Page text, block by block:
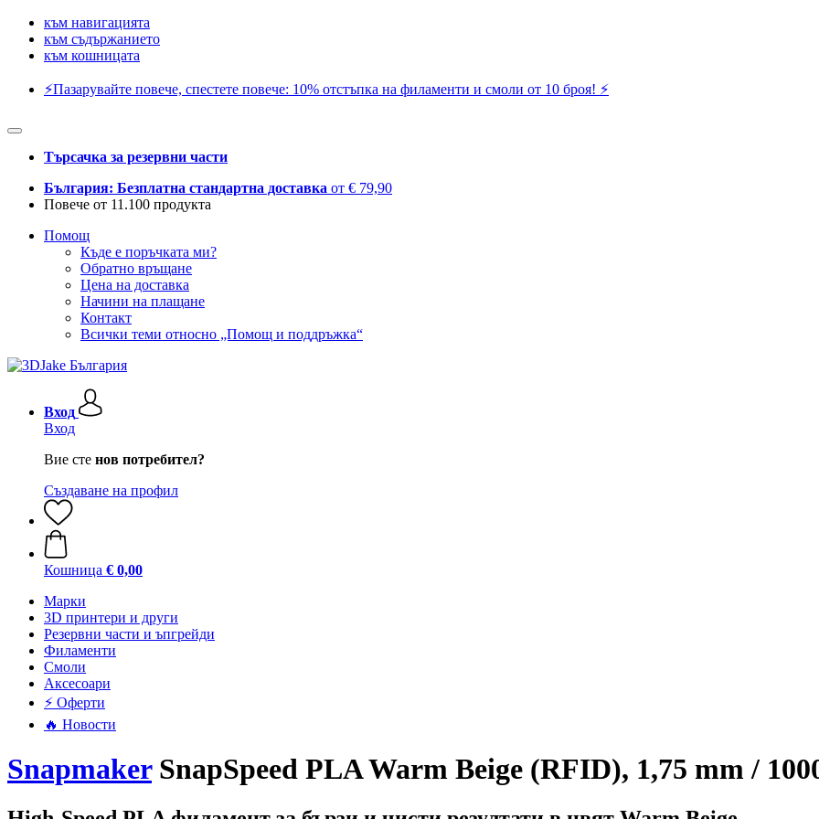
към навигацията
към съдържанието
към кошницата
⚡️Пазарувайте повече, спестете повече: 10% отстъпка на филаменти и смоли от 10 броя! ⚡️
Търсачка за резервни части
България: Безплатна стандартна доставка от € 79,90
Повече от 11.100 продукта
Помощ
Къде е поръчката ми?
Обратно връщане
Цена на доставка
Начини на плащане
Контакт
Всички теми относно „Помощ и поддръжка“
Вход
Вход
Вие сте нов потребител?
Създаване на профил
Кошница € 0,00
Mарки
3D принтери и други
Резервни части и ъпгрейди
Филаменти
Смоли
Аксесоари
⚡ Оферти
🔥 Новости
SnapmakerSnapSpeed PLA Warm Beige (RFID), 1,75 mm /